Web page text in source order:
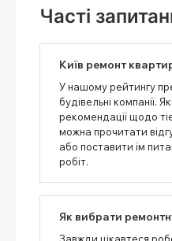
Часті
Київ ремонт
У нашому рейтингу
будівельні компанії.
рекомендації щодо
можна прочитати
або поставити їм
робіт.
Як вибрати
Завжди цікавтеся